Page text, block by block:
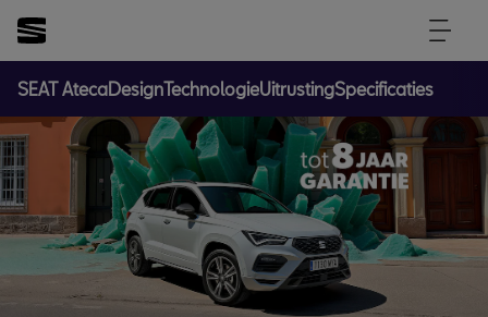
SEAT AtecaDesignTechnologieUitrustingSpecificaties